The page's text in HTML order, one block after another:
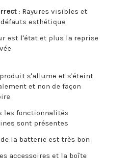
: Rayures visibles et
esthétique
est l'état et plus la reprise
s'allume et s'éteint
et non de façon
les fonctionnalités
sont présentes
la batterie est très bon
accessoires et la boîte